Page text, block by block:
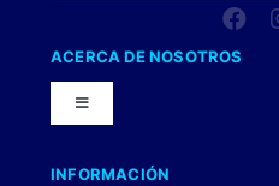
ACERCA DE NOSOTROS
Toggle
Navigation
Nuestra Compañia
INFORMACIÓN